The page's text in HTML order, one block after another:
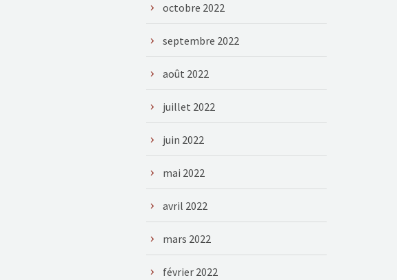
octobre 2022
septembre 2022
août 2022
juillet 2022
juin 2022
mai 2022
avril 2022
mars 2022
février 2022